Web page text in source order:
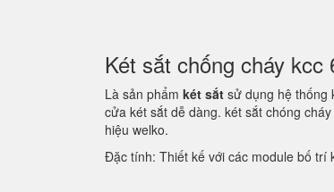
Két sắt chống cháy kcc
Là sản phẩm két sắt sử dụng hệ thống
cửa két sắt dễ dàng. két sắt chóng
hiệu welko.
Đặc tính: Thiết kế với các module bố trí